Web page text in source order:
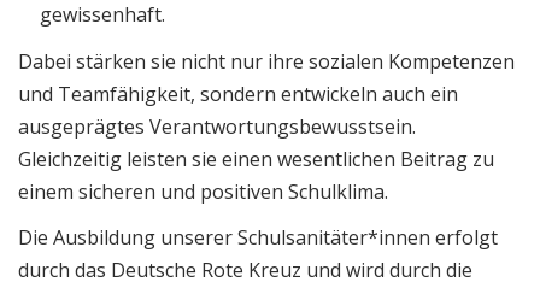
gewissenhaft.
Dabei stärken sie nicht nur ihre sozialen Kompetenzen
und Teamfähigkeit, sondern entwickeln auch ein
ausgeprägtes Verantwortungsbewusstsein.
Gleichzeitig leisten sie einen wesentlichen Beitrag zu
einem sicheren und positiven Schulklima.
Die Ausbildung unserer Schulsanitäter*innen erfolgt
durch das Deutsche Rote Kreuz und wird durch die